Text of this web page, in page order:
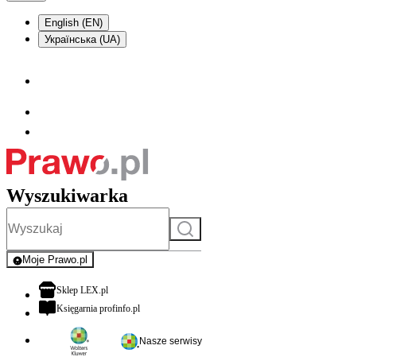
English (EN)
Українська (UA)
Wyszukiwarka
Szukaj
Moje Prawo.pl
- rejestracja i logowanie do serwisu
Sklep LEX.plotwiera się w nowej karcie
Księgarnia profinfo.plotwiera się w nowej karcie
Nasze serwisy